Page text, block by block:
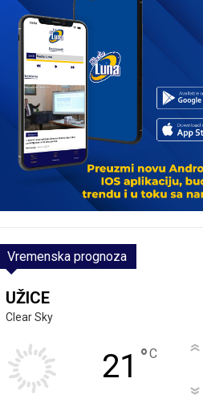
Vremenska prognoza
UŽICE
Clear Sky
21 °C